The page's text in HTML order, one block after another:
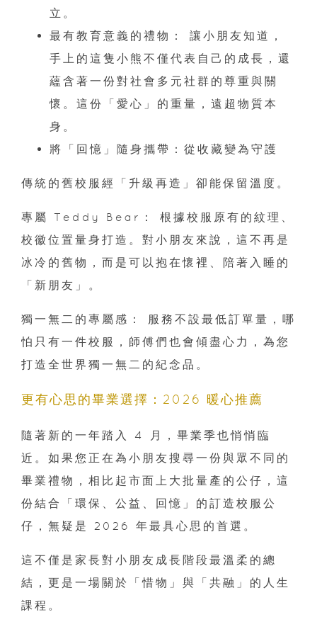
立。
最有教育意義的禮物： 讓小朋友知道，
手上的這隻小熊不僅代表自己的成長，還
蘊含著一份對社會多元社群的尊重與關
懷。這份「愛心」的重量，遠超物質本
身。
將「回憶」隨身攜帶：從收藏變為守護
傳統的舊校服經「升級再造」卻能保留溫度。
專屬 Teddy Bear： 根據校服原有的紋理、
校徽位置量身打造。對小朋友來說，這不再是
冰冷的舊物，而是可以抱在懷裡、陪著入睡的
「新朋友」。
獨一無二的專屬感： 服務不設最低訂單量，哪
怕只有一件校服，師傅們也會傾盡心力，為您
打造全世界獨一無二的紀念品。
更有心思的畢業選擇：2026 暖心推薦
隨著新的一年踏入 4 月，畢業季也悄悄臨
近。如果您正在為小朋友搜尋一份與眾不同的
畢業禮物，相比起市面上大批量產的公仔，這
份結合「環保、公益、回憶」的訂造校服公
仔，無疑是 2026 年最具心思的首選。
這不僅是家長對小朋友成長階段最溫柔的總
結，更是一場關於「惜物」與「共融」的人生
課程。